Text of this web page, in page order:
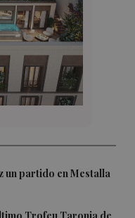
un partido en Mestalla